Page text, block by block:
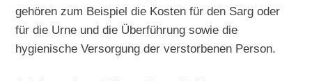
gehören zum Beispiel die Kosten für den Sarg oder
für die Urne und die Überführung sowie die
hygienische Versorgung der verstorbenen Person.